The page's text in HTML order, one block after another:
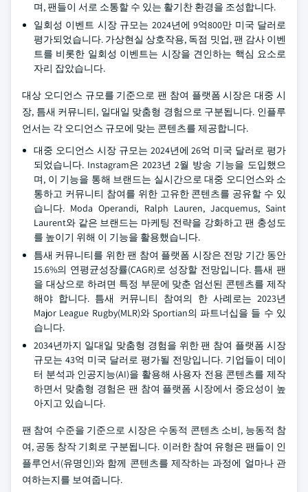
며, 팬들이 서로 소통할 수 있는 활기찬 환경을 조성합니다.
일회성 이벤트 시장 규모는 2024년에 9억800만 미국 달러로
평가되었습니다. 가상현실 상호작용, 독점 밋업, 팬 감사 이벤
트를 비롯한 일회성 이벤트는 시장을 견인하는 핵심 요소로
자리 잡았습니다.
대상 오디언스 규모를 기준으로 팬 참여 플랫폼 시장은 대중 시
장, 틈새 커뮤니티, 일대일 맞춤형 경험으로 구분됩니다. 인플루
언서는 각 오디언스 규모에 맞는 콘텐츠를 제공합니다.
대중 오디언스 시장 규모는 2024년에 26억 미국 달러로 평가
되었습니다. Instagram은 2023년 2월 방송 기능을 도입했으
며, 이 기능을 통해 브랜드는 실시간으로 대중 오디언스와 소
통하고 커뮤니티 참여를 위한 고유한 콘텐츠를 공유할 수 있
습니다. Moda Operandi, Ralph Lauren, Jacquemus, Saint
Laurent와 같은 브랜드는 마케팅 전략을 강화하고 팬 충성도
를 높이기 위해 이 기능을 활용했습니다.
틈새 커뮤니티를 위한 팬 참여 플랫폼 시장은 전망 기간 동안
15.6%의 연평균성장률(CAGR)로 성장할 전망입니다. 틈새 팬
을 대상으로 하려면 특정 부문에 맞춘 엄선된 콘텐츠를 제작
해야 합니다. 틈새 커뮤니티 참여의 한 사례로는 2023년
Major League Rugby(MLR)와 Sportian의 파트너십을 들 수 있
습니다.
2034년까지 일대일 맞춤형 경험을 위한 팬 참여 플랫폼 시장
규모는 43억 미국 달러로 평가될 전망입니다. 기업들이 데이
터 분석과 인공지능(AI)을 활용해 사용자 전용 콘텐츠를 제작
하면서 맞춤형 경험은 팬 참여 플랫폼 시장에서 중요성이 높
아지고 있습니다.
팬 참여 수준을 기준으로 시장은 수동적 콘텐츠 소비, 능동적 참
여, 공동 창작 기회로 구분됩니다. 이러한 참여 유형은 팬들이 인
플루언서(유명인)와 함께 콘텐츠를 제작하는 과정에 얼마나 관
여하는지를 보여줍니다.